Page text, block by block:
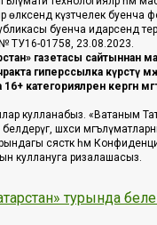
өлкәсендә күзәтчелек буенча
буенча идарәсендә
ТУ16-01758, 23.08.2023.
газетасы сайтыннан
гиперссылка күрсәтү
категорияләренә кергән
кулланабыз. «Ватаным
белдерүгә, шәхси
сәясәткә һәм
куллануга ризалашасыз.
турында